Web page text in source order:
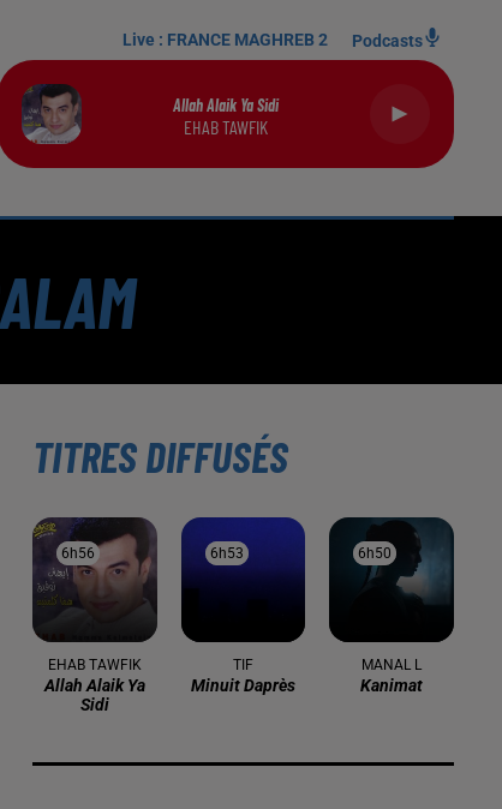
Live : FRANCE MAGHREB 2 Podcasts
Allah Alaik Ya Sidi
EHAB TAWFIK
TITRES DIFFUSÉS
6h56
6h56
EHAB TAWFIK
Allah Alaik Ya
Sidi
6h53
6h53
TIF
Minuit Daprès
6h50
6h50
MANAL L
Kanimat